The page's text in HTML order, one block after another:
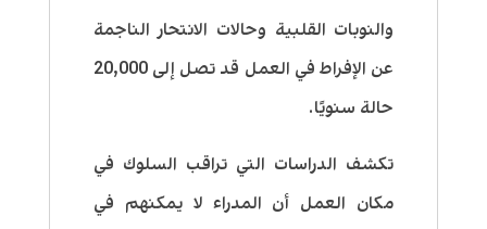
والنوبات القلبية وحالات الانتحار الناجمة
عن الإفراط في العمل قد تصل إلى 20,000
حالة سنويًا.
تكشف الدراسات التي تراقب السلوك في
مكان العمل أن المدراء لا يمكنهم في